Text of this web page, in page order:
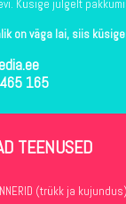
Küsige julgelt
on väga lai, siis
165
TEENUSED
(trükk ja kujundus)